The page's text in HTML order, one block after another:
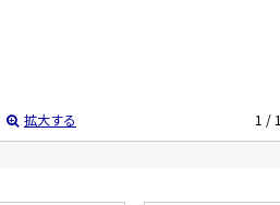
拡大する 1 /